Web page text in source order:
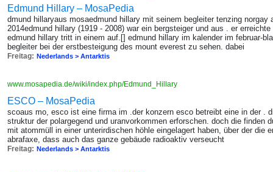
Edmund Hillary – MosaPedia
dmund hillaryaus mosaedmund hillary mit seinem begleiter tenzing norgay
2014edmund hillary (1919 - 2008) war ein bergsteiger und aus . er
edmund hillary tritt in einem auf.[] edmund hillary im kalender im februar-
begleiter bei der erstbesteigung des mount everest zu sehen. dabei
Freitag: Nederlands > Antarktis
www.mosapedia.de/wiki/index.php/Edmund_Hillary
ESCO – MosaPedia
scoaus mo, esco ist eine firma im .der konzern esco betreibt eine in der .
struktur der polargegend und uranvorkommen erforschen. doch die finden
mit atommüll in einer unterirdischen höhle eingelagert haben, über der die
abrafaxe, dass auch das ganze gebäude radioaktiv verseucht
Freitag: Nederlands > Antarktis